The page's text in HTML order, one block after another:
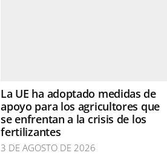
La UE ha adoptado medidas de
apoyo para los agricultores que
se enfrentan a la crisis de los
fertilizantes
3 DE AGOSTO DE 2026